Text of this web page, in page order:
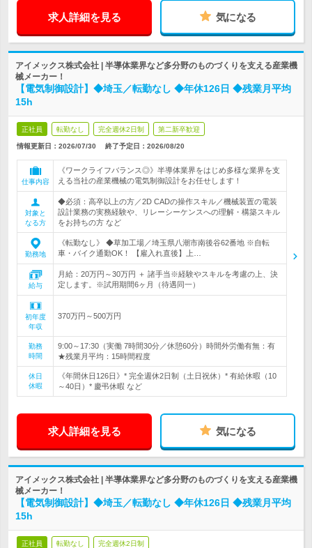
求人詳細を見る 気になる
アイメックス株式会社 | 半導体業界など多分野のものづくりを支える産業機
械メーカー！
【電気制御設計】◆埼玉／転勤なし ◆年休126日 ◆残業月平均
15h
正社員 転勤なし 完全週休2日制 第二新卒歓迎
情報更新日：2026/07/30 終了予定日： 2026/08/20
仕事内容
《ワークライフバランス◎》半導体業界をはじめ多様な業界を支
える当社の産業機械の電気制御設計をお任せします！
対象と
なる方
◆必須：高卒以上の方／2D CADの操作スキル／機械装置の電装
設計業務の実務経験や、リレーシーケンスへの理解・構築スキル
をお持ちの方 など
勤務地
《転勤なし》 ◆草加工場／埼玉県八潮市南後谷62番地 ※自転
車・バイク通勤OK！ 【雇入れ直後】上…
給与
月給：20万円～30万円 ＋ 諸手当※経験やスキルを考慮の上、決
定します。※試用期間6ヶ月（待遇同一）
初年度
年収
370万円～500万円
勤務
時間
9:00～17:30（実働 7時間30分／休憩60分）時間外労働有無：有
★残業月平均：15時間程度
休日
休暇
《年間休日126日》* 完全週休2日制（土日祝休）* 有給休暇（10
～40日）* 慶弔休暇 など
求人詳細を見る 気になる
アイメックス株式会社 | 半導体業界など多分野のものづくりを支える産業機
械メーカー！
【電気制御設計】◆埼玉／転勤なし ◆年休126日 ◆残業月平均
15h
正社員 転勤なし 完全週休2日制